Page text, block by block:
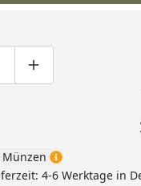
um eins verringern
manuell
Produktmenge
Münzen
4-6 Werktage in